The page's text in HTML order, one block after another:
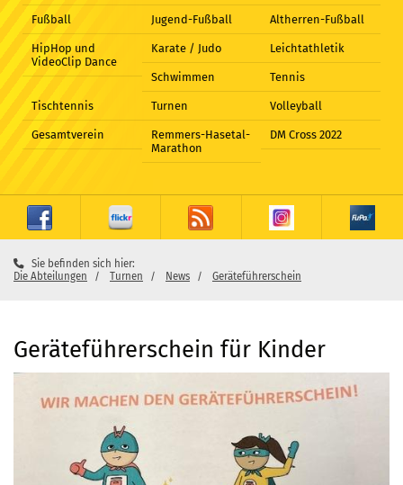
Fußball Jugend-Fußball Altherren-Fußball
HipHop und
VideoClip Dance
Karate / Judo Leichtathletik
Schwimmen Tennis
Tischtennis Turnen Volleyball
Gesamtverein
Remmers-Hasetal-
Marathon
DM Cross 2022
Sie befinden sich hier:
Die Abteilungen
Turnen News Geräteführerschein
Geräteführerschein für Kinder